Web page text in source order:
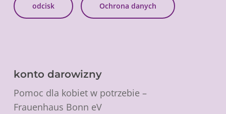
odcisk Ochrona danych
konto darowizny
Pomoc dla kobiet w potrzebie –
Frauenhaus Bonn eV